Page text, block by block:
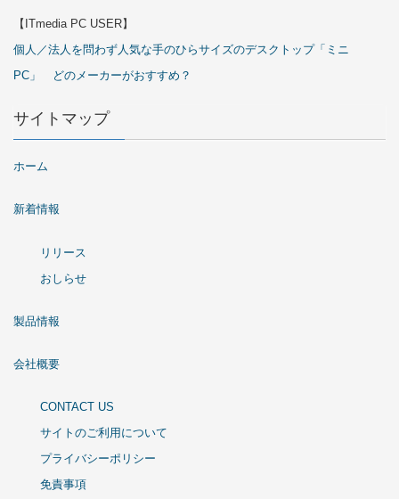
【ITmedia PC USER】
個人／法人を問わず人気な手のひらサイズのデスクトップ「ミニ
PC」 どのメーカーがおすすめ？
サイトマップ
ホーム
新着情報
リリース
おしらせ
製品情報
会社概要
CONTACT US
サイトのご利用について
プライバシーポリシー
免責事項